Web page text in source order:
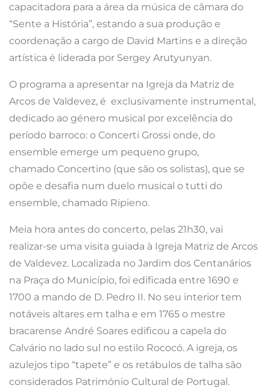
capacitadora para a área da música de câmara do
“Sente a História”, estando a sua produção e
coordenação a cargo de David Martins e a direção
artística é liderada por Sergey Arutyunyan.
O programa a apresentar na Igreja da Matriz de
Arcos de Valdevez, é exclusivamente instrumental,
dedicado ao género musical por excelência do
período barroco: o Concerti Grossi onde, do
ensemble emerge um pequeno grupo,
chamado Concertino (que são os solistas), que se
opõe e desafia num duelo musical o tutti do
ensemble, chamado Ripieno.
Meia hora antes do concerto, pelas 21h30, vai
realizar-se uma visita guiada à Igreja Matriz de Arcos
de Valdevez. Localizada no Jardim dos Centanários
na Praça do Município, foi edificada entre 1690 e
1700 a mando de D. Pedro II. No seu interior tem
notáveis altares em talha e em 1765 o mestre
bracarense André Soares edificou a capela do
Calvário no lado sul no estilo Rococó. A igreja, os
azulejos tipo “tapete” e os retábulos de talha são
considerados Património Cultural de Portugal.